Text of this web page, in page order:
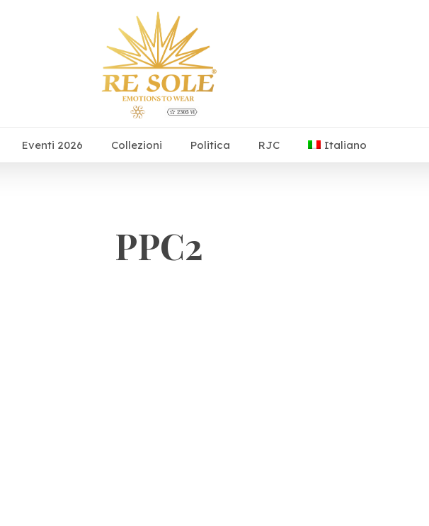
Eventi 2026 Collezioni Politica RJC Italiano
PPC2